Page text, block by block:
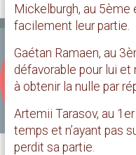
Mickelburgh, au
facilement leur partie.
Gaétan Ramaen, au
défavorable pour lui
à obtenir la nulle par
Artemii Tarasov, au
temps et n’ayant pas
perdit sa partie.